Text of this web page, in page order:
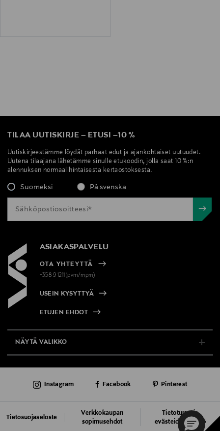
TILAA UUTISKIRJE – ETUSI –10 %
Uutiskirjeestämme löydät parhaat edut ja ajankohtaiset uutuudet.
Uutena tilaajana lähetämme sinulle etukoodin, jolla saat 10 %:n
alennuksen normaalihintaisesta kertaostoksesta.
Suomeksi På svenska
ASIAKASPALVELU
OTA YHTEYTTÄ
+358 9 1211(pvm/mpm)
USEIN KYSYTTYÄ
ETUJEN EHDOT
NÄYTÄ VALIKKO
AJANKOHTAISTA
Tietosuojaseloste
Verkkokaupan
sopimusehdot
Tietoturva ja
evästeiden käyttö
Instagram Facebook Pinterest